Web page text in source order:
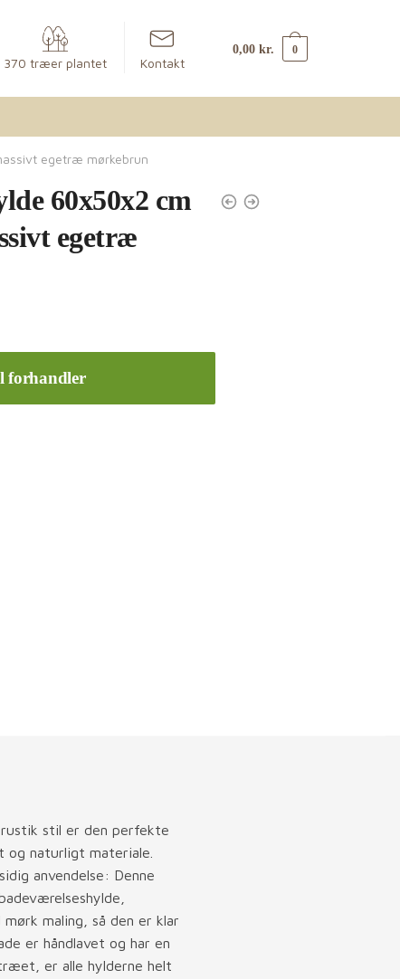
370 træer plantet Kontakt
0,00 kr. 0
egetræ mørkebrun
60x50x2 cm
egetræ
forhandler
rustik stil er den perfekte
naturligt materiale.
anvendelse: Denne
maling, så den er klar
er håndlavet og har en
er alle hylderne helt